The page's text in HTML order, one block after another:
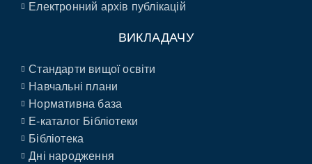
Електронний архів публікацій
ВИКЛАДАЧУ
Стандарти вищої освіти
Навчальні плани
Нормативна база
E-каталог Бібліотеки
Бібліотека
Дні народження